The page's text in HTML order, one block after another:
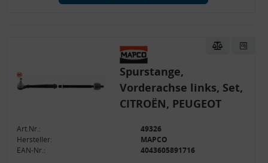
Spurstange,
Vorderachse links, Set,
CITROËN, PEUGEOT
Art.Nr.:
49326
Hersteller:
MAPCO
EAN-Nr.:
4043605891716